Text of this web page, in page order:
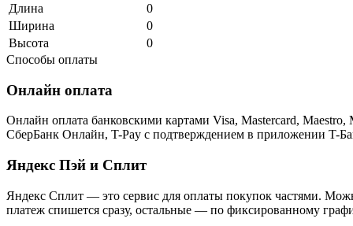
Длина
0
Ширина
0
Высота
0
Способы оплаты
Онлайн оплата
Онлайн оплата банковскими картами Visa, Mastercard,
СберБанк Онлайн, T-Pay с подтверждением в приложении T-
Яндекс Пэй и Сплит
Яндекс Cплит — это сервис для оплаты покупок частями.
платеж спишется сразу, остальные — по фиксированному